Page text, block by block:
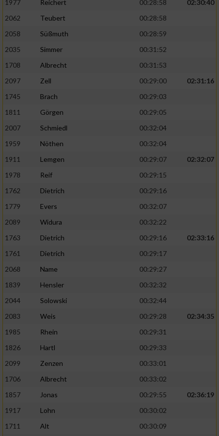
1977
Reichert 00:28:58
02:30:40
2062
Teubert
00:28:58
2058
Süßmuth
00:28:59
2035
Simmer
00:31:52
1708
Albrecht
00:31:53
2097
Zell 00:29:00
02:31:16
1745
Brach
00:29:03
1811
Görgen
00:29:05
2007
Schmiedl
00:32:04
1959
Nöthen
00:32:04
1911
Lemgen 00:29:07
02:32:07
1978
Reif
00:29:15
1762
Dietrich
00:29:16
1779
Evers
00:32:07
2089
Widura
00:32:22
1763
Dietrich 00:29:16
02:33:16
1761
Dietrich
00:29:17
2068
Name
00:29:27
1839
Hensler
00:32:32
2044
Solowski
00:32:44
2083
Weis 00:29:28
02:34:35
1985
Rhein
00:29:31
1826
Hartl
00:29:33
2099
Zenzen
00:33:01
1706
Albrecht
00:33:02
1857
Jonas 00:29:55
02:36:19
1917
Lohn
00:30:02
1711
Alt
00:30:09
Verwendung reduzierter Daten zur Auswahl
von Werbeanzeigen
Erstellung von Profilen für personalisierte
Werbung
personalisierter Werbung
von Inhalten
personalisierter Inhalte
Messung der Werbeleistung
Analyse von Zielgruppen durch Statistiken
oder Kombinationen von Daten aus
verschiedenen Quellen
Verwendung reduzierter Daten zur Auswahl
von Inhalten
IAB-Besonderheiten:
Verwendung genauer Standortdaten
Geräte anhand von aktiv angeforderten
Notwendig